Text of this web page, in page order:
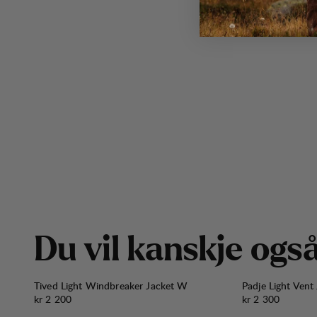
Du vil kanskje ogs
Tived Light Windbreaker Jacket W
Pris:
kr 2 200
Padje Light
Pris:
kr 2 300